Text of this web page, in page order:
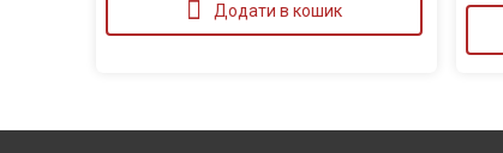
Додати в кошик